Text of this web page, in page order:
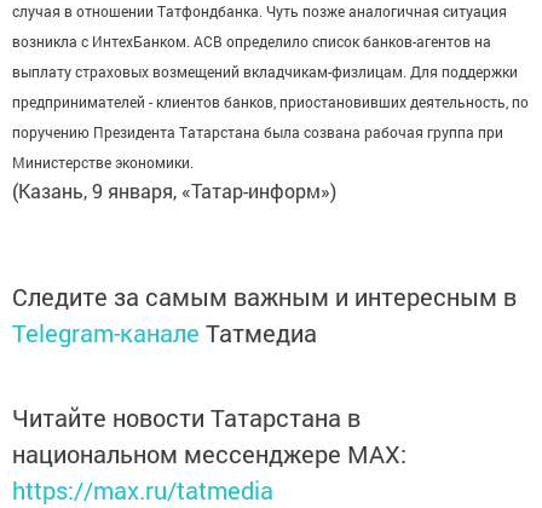
случая в отношении Татфондбанка. Чуть позже аналогичная ситуация
возникла с ИнтехБанком. АСВ определило список банков-агентов на
выплату страховых возмещений вкладчикам-физлицам. Для поддержки
предпринимателей - клиентов банков, приостановивших деятельность, по
поручению Президента Татарстана была созвана рабочая группа при
Министерстве экономики.
(Казань, 9 января, «Татар-информ»)
Следите за самым важным и интересным в
Telegram-канале Татмедиа
Читайте новости Татарстана в
национальном мессенджере MАХ:
https://max.ru/tatmedia